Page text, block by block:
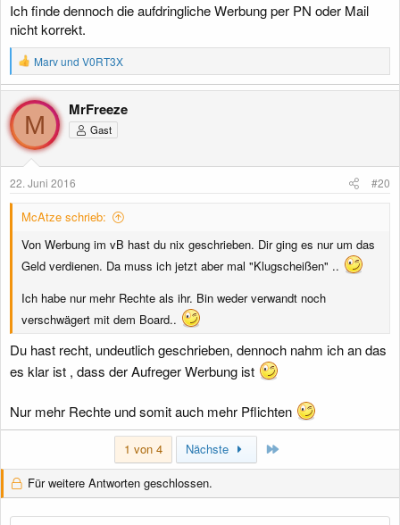
Ich finde dennoch die aufdringliche Werbung per PN oder Mail
nicht korrekt.
R
e
a
k
i
o
n
n
Marvund V0RT3X
M
MrFreeze
Gast
22. Juni 2016 #20
McAtze schrieb:
Von Werbung im vB hast du nix geschrieben. Dir ging es nur um das
Geld verdienen. Da muss ich jetzt aber mal "Klugscheißen" ..
Ich habe nur mehr Rechte als ihr. Bin weder verwandt noch
verschwägert mit dem Board..
Du hast recht, undeutlich geschrieben, dennoch nahm ich an das
es klar ist , dass der Aufreger Werbung ist
Nur mehr Rechte und somit auch mehr Pflichten
1 von 4 Nächste
Für weitere Antworten geschlossen.